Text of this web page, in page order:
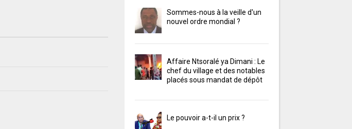
Sommes-nous à la veille d'un
nouvel ordre mondial ?
Affaire Ntsoralé ya Dimani : Le
chef du village et des notables
placés sous mandat de dépôt
Le pouvoir a-t-il un prix ?